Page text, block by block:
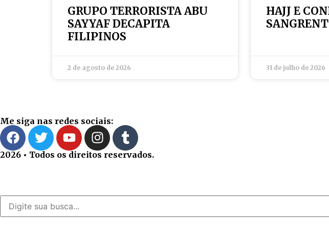
GRUPO TERRORISTA ABU
SAYYAF DECAPITA
FILIPINOS
2 de agosto de 2026
HAJJ E
31 de julho de 2026
Me siga nas redes sociais:
2026 • Todos os direitos reservados.